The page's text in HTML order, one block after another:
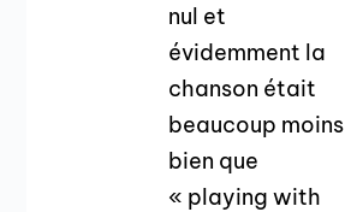
nul et
évidemment la
chanson était
beaucoup moins
bien que
« playing with